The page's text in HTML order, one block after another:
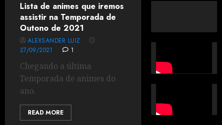
Lista de animes que iremos
assistir na Temporada de
Outono de 2021
ALEXSANDER LUIZ
27/09/2021
1
Chegando a última
Temporada de animes do
ano.
READ MORE